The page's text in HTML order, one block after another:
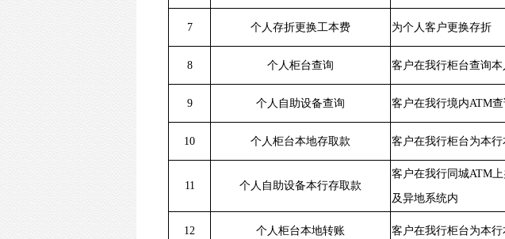
7 个人存折更换工本费 为个人客户更换存折
8 个人柜台查询 客户在我行柜台查询
9 个人自助设备查询 客户在我行境内ATM
10 个人柜台本地存取款 客户在我行柜台为本
11 个人自助设备本行存取款
客户在我行同城ATM
及异地系统内
12 个人柜台本地转账 客户在我行柜台为本